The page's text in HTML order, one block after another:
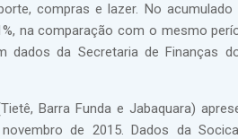
compras e lazer. No
na comparação com o mesmo
da Secretaria de Finanças
Barra Funda e Jabaquara)
de 2015. Dados da